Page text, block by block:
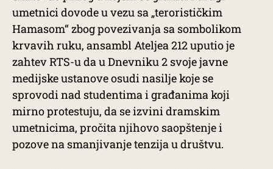
umetnici dovode u vezu sa „terorističkim
Hamasom“ zbog povezivanja sa sombolikom
krvavih ruku, ansambl Ateljea 212 uputio je
zahtev RTS-u da u Dnevniku 2 svoje javne
medijske ustanove osudi nasilje koje se
sprovodi nad studentima i građanima koji
mirno protestuju, da se izvini dramskim
umetnicima, pročita njihovo saopštenje i
pozove na smanjivanje tenzija u društvu.